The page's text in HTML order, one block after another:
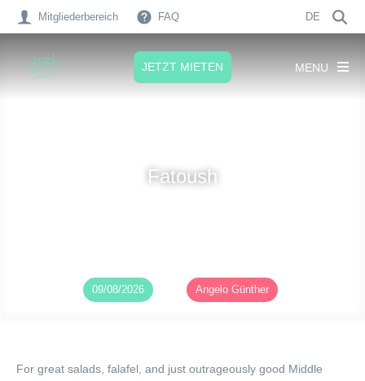
Mitgliederbereich FAQ DE
MENU
JETZT MIETEN
Fatoush
09/08/2026
Angelo Günther
For great salads, falafel, and just outrageously good Middle